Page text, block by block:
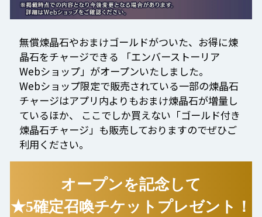
無償煉晶石やおまけゴールドがついた、お得に煉
晶石をチャージできる 「エンバーストーリア
Webショップ」がオープンいたしました。
Webショップ限定で販売されている一部の煉晶石
チャージはアプリ内よりもおまけ煉晶石が増量し
ているほか、
ここでしか買えない「ゴールド付き
煉晶石チャージ」も販売しておりますのでぜひご
利用ください。
オープンを記念して
★5確定召喚チケットプレゼント！